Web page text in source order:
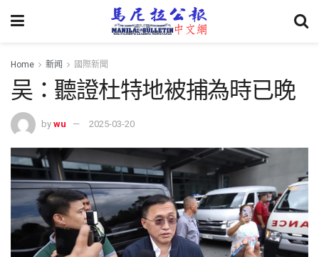
Home 新闻 國際新聞
吴：聽證杜特地被捕為時已晚
by wu 2025-03-20